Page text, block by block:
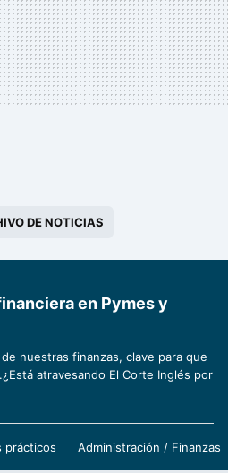
DE NOTICIAS
en Pymes y
nuestras finanzas, clave para que
atravesando El Corte Inglés por
prácticos Administración / Finanzas